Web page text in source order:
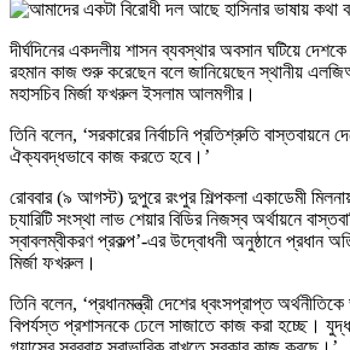
দীর্ঘদিনের একদলীয় শাসন ব্যবস্থার অবসান ঘটিয়ে দেশকে
রহমান কাজ শুরু করেছেন বলে জানিয়েছেন স্থানীয়
মহাসচিব মির্জা ফখরুল ইসলাম আলমগীর।
তিনি বলেন, ‘সরকারের নির্বাচনি প্রতিশ্রুতি বাস্তবায়নে
ঐক্যবদ্ধভাবে কাজ করতে হবে।’
রোববার (৯ আগস্ট) দুপুরে রংপুর শিল্পকলা একাডেমী
চ্যারিটি সংস্থা লাভ শেয়ার বিডির নিজস্ব অর্থায়নে
স্বাবলম্বীকরণ প্রকল্প’-এর উদ্বোধনী অনুষ্ঠানে প্রধান
মির্জা ফখরুল।
তিনি বলেন, ‘প্রধানমন্ত্রী দেশের ধ্বংসপ্রাপ্ত
বিপর্যস্ত প্রশাসনকে ঢেলে সাজাতে কাজ করা হচ্ছে।